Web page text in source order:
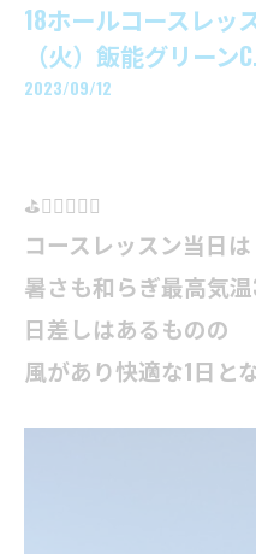
18ホールコースレッ
（火）飯能グリーン
2023/09/12
⛳️🏌️‍♀️🏌🏻‍♂️
コースレッスン当日は
暑さも和らぎ最高気
日差しはあるものの
風があり快適な1日と